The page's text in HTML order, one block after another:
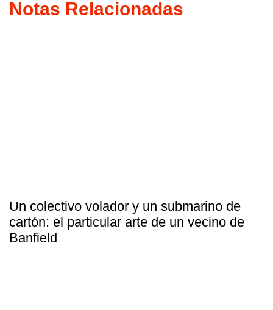
Notas Relacionadas
Un colectivo volador y un submarino de
cartón: el particular arte de un vecino de
Banfield